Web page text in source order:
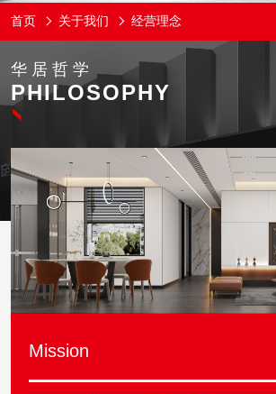
首页 关于我们 经营理念
华居哲学
PHILOSOPHY
Mission